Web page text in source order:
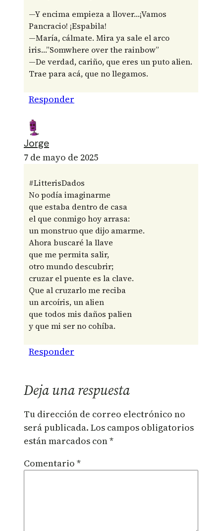
—Y encima empieza a llover…¡Vamos
Pancracio! ¡Espabila!
—María, cálmate. Mira ya sale el arco
iris…”Somwhere over the rainbow”
—De verdad, cariño, que eres un puto alien.
Trae para acá, que no llegamos.
Responder
Jorge
7 de mayo de 2025
#LitterisDados
No podía imaginarme
que estaba dentro de casa
el que conmigo hoy arrasa:
un monstruo que dijo amarme.
Ahora buscaré la llave
que me permita salir,
otro mundo descubrir;
cruzar el puente es la clave.
Que al cruzarlo me reciba
un arcoíris, un alien
que todos mis daños palien
y que mi ser no cohíba.
Responder
Deja una respuesta
Tu dirección de correo electrónico no
será publicada. Los campos obligatorios
están marcados con*
Comentario *